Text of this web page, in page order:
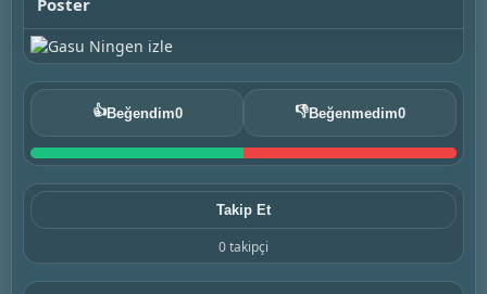
Poster
👍Beğendim0 👎Beğenmedim0
Takip Et
0 takipçi